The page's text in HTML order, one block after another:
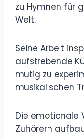
zu Hymnen für
Welt.
Seine Arbeit
aufstrebende
mutig zu
musikalischen
Die emotionale
Zuhörern